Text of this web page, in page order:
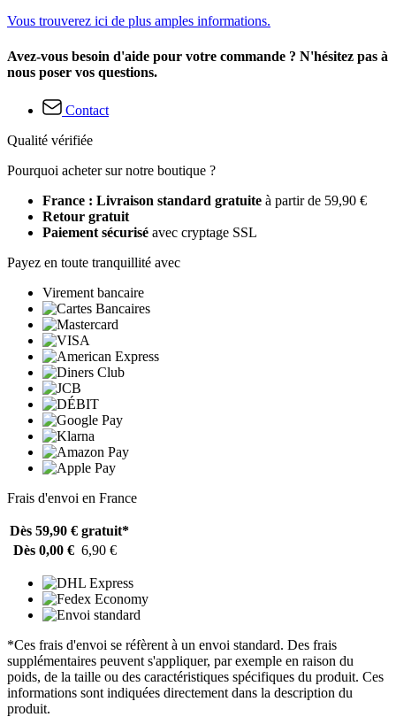
Vous trouverez ici de plus amples informations.
Avez-vous besoin d'aide pour votre commande ? N'hésitez pas à
nous poser vos questions.
Contact
Qualité vérifiée
Pourquoi acheter sur notre boutique ?
France : Livraison standard gratuite à partir de 59,90 €
Retour gratuit
Paiement sécurisé avec cryptage SSL
Payez en toute tranquillité avec
Virement bancaire
Frais d'envoi en France
Dès 59,90 € gratuit*
Dès 0,00 € 6,90 €
*Ces frais d'envoi se réfèrent à un envoi standard. Des frais
supplémentaires peuvent s'appliquer, par exemple en raison du
poids, de la taille ou des caractéristiques spécifiques du produit. Ces
informations sont indiquées directement dans la description du
produit.